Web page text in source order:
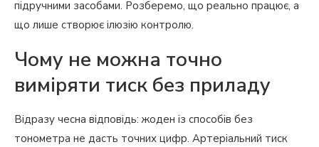
підручними засобами. Розберемо, що реально працює, а
що лише створює ілюзію контролю.
Чому не можна точно
виміряти тиск без приладу
Відразу чесна відповідь: жоден із способів без
тонометра не дасть точних цифр. Артеріальний тиск